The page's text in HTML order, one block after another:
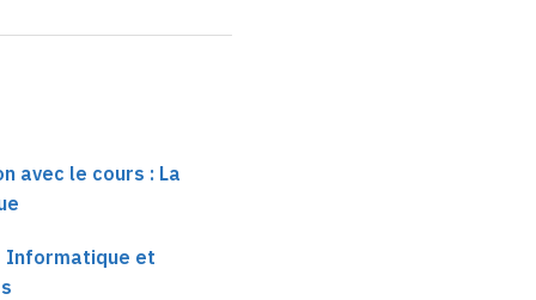
avec le cours : La
Informatique et